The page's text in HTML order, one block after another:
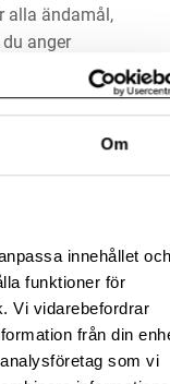
Om
innehållet och
funktioner för
Vi vidarebefordrar
från din
som vi
90db-
alla ändamål,
anger